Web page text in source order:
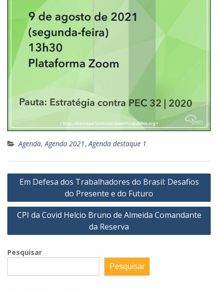
Agenda, Agenda 2021, Agenda destaque 1
Navegação
Post
Em Defesa dos Trabalhadores do Brasil: Desafios
do Presente e do Futuro
CPI da Covid Helcio Bruno de Almeida Comandante
da Reserva
Pesquisar
Pesquisar